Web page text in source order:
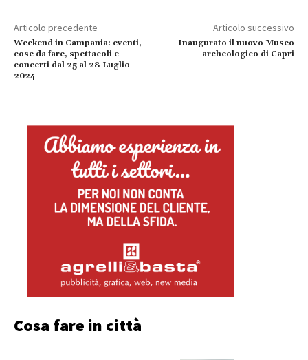
Articolo precedente
Weekend in Campania: eventi,
cose da fare, spettacoli e
concerti dal 25 al 28 Luglio
2024
Articolo successivo
Inaugurato il nuovo Museo
archeologico di Capri
Cosa fare in città